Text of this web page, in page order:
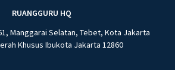
RUANGGURU HQ
Manggarai Selatan, Tebet, Kota Jakarta
Khusus Ibukota Jakarta 12860